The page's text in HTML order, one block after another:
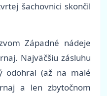
šachovnici skončil
Západné nádeje
Najväčšiu zásluhu
odohral (až na malé
a len zbytočnom